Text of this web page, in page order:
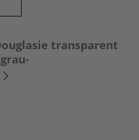
transparent